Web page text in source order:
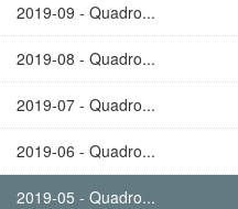
2019-09 - Quadro...
2019-08 - Quadro...
2019-07 - Quadro...
2019-06 - Quadro...
2019-05 - Quadro...